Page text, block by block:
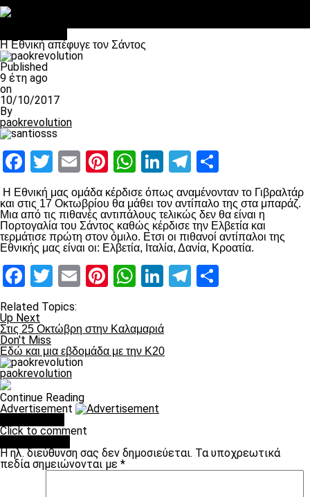
Η Εθνική απέφυγε τον Σάντος
Published
9 έτη ago
on
10/10/2017
By
paokrevolution
Facebook
Twitter
EmailPinterest
WhatsApp
LinkedIn
Telegram
Η Εθνική μας ομάδα κέρδισε όπως αναμένονταν το Γιβραλτάρ
και στις 17 Οκτωβρίου θα μάθει τον αντίπαλο της στα μπαράζ.
Μια από τις πιθανές αντιπάλους τελικώς δεν θα είναι η
Πορτογαλία του Σάντος καθώς κέρδισε την Ελβετία και
τερμάτισε πρώτη στον όμιλο. Ετσι οι πιθανοί αντίπαλοι της
Εθνικής μας είναι οι: Ελβετία, Ιταλία, Δανία, Κροατία.
Facebook
Twitter
EmailPinterest
WhatsApp
LinkedIn
Telegram
Related Topics:
Up Next
Στις 25 Οκτώβρη στην Καλαμαριά
Don't Miss
Εδώ και μια εβδομάδα με την Κ20
paokrevolution
Continue Reading
Advertisement
Click to comment
Η ηλ. διεύθυνση σας δεν δημοσιεύεται. Τα υποχρεωτικά
πεδία σημειώνονται με *